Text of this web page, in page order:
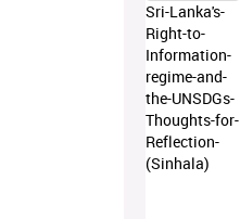
Sri-Lanka's-
Right-to-
Information-
regime-and-
the-UNSDGs-
Thoughts-for-
Reflection-
(Sinhala)